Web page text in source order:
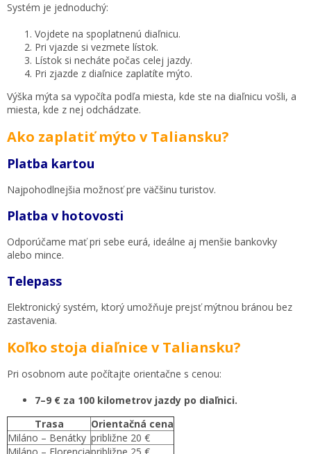
Systém je jednoduchý:
Vojdete na spoplatnenú diaľnicu.
Pri vjazde si vezmete lístok.
Lístok si necháte počas celej jazdy.
Pri zjazde z diaľnice zaplatíte mýto.
Výška mýta sa vypočíta podľa miesta, kde ste na diaľnicu vošli, a
miesta, kde z nej odchádzate.
Ako zaplatiť mýto v Taliansku?
Platba kartou
Najpohodlnejšia možnosť pre väčšinu turistov.
Platba v hotovosti
Odporúčame mať pri sebe eurá, ideálne aj menšie bankovky
alebo mince.
Telepass
Elektronický systém, ktorý umožňuje prejsť mýtnou bránou bez
zastavenia.
Koľko stoja diaľnice v Taliansku?
Pri osobnom aute počítajte orientačne s cenou:
7–9 € za 100 kilometrov jazdy po diaľnici.
Trasa
Orientačná cena
Miláno – Benátky približne 20 €